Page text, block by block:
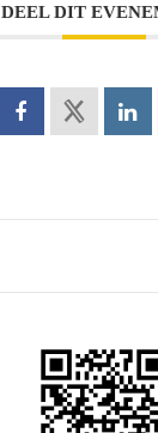
DEEL DIT